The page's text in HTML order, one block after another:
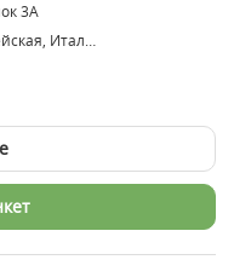
3А
Авторская, Вегетарианская, Европейская, Итальянская, Японская